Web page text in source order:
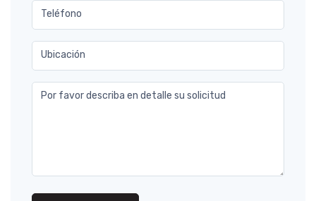
Teléfono
Ubicación
Por favor describa en detalle su solicitud